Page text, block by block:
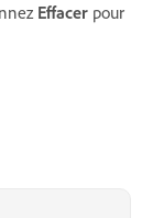
Effacer pour